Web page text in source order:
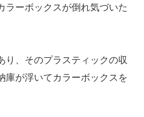
ラーボックスが倒れ気づいた
り、そのプラスティックの収
庫が浮いてカラーボックスを